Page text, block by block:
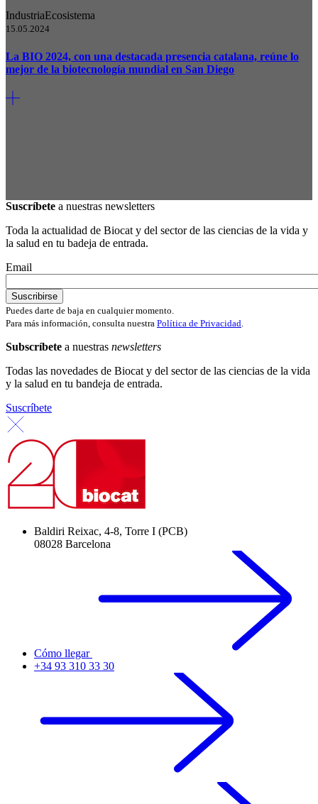
IndustriaEcosistema
15.05.2024
La BIO 2024, con una destacada presencia catalana, reúne lo
mejor de la biotecnología mundial en San Diego
Suscríbete a nuestras newsletters
Toda la actualidad de Biocat y del sector de las ciencias de la vida y
la salud en tu badeja de entrada.
Email
Puedes darte de baja en cualquier momento.
Para más información, consulta nuestra Política de Privacidad
Subscríbete a nuestras newsletters
Todas las novedades de Biocat y del sector de las ciencias de la vida
y la salud en tu bandeja de entrada.
Suscríbete
Baldiri Reixac, 4-8, Torre I (PCB)
08028 Barcelona
Cómo llegar
+34 93 310 33 30